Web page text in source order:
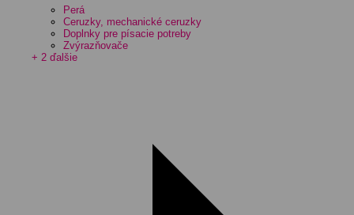
Perá
Ceruzky, mechanické ceruzky
Doplnky pre písacie potreby
Zvýrazňovače
+ 2 ďalšie